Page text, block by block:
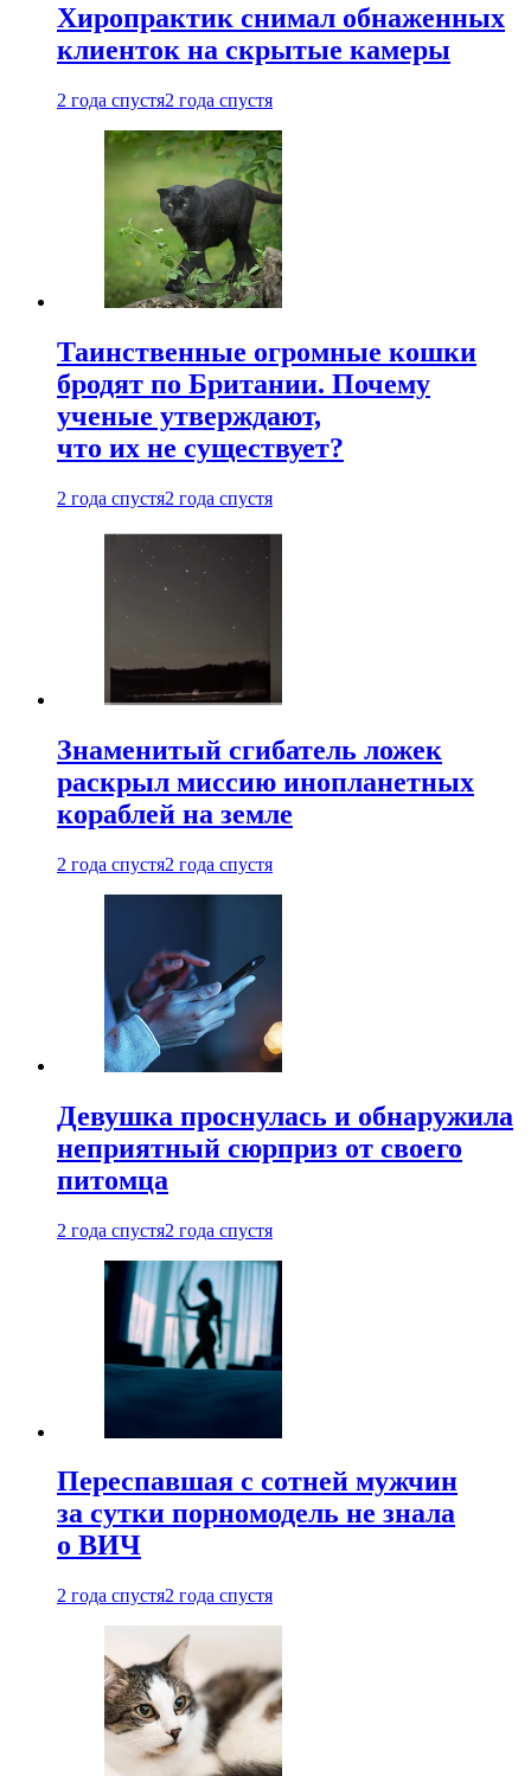
Хиропрактик снимал обнаженных
клиенток на скрытые камеры
2 года спустя2 года спустя
Таинственные огромные кошки
бродят по Британии. Почему
ученые утверждают,
что их не существует?
2 года спустя2 года спустя
Знаменитый сгибатель ложек
раскрыл миссию инопланетных
кораблей на земле
2 года спустя2 года спустя
Девушка проснулась и обнаружила
неприятный сюрприз от своего
питомца
2 года спустя2 года спустя
Переспавшая с сотней мужчин
за сутки порномодель не знала
о ВИЧ
2 года спустя2 года спустя